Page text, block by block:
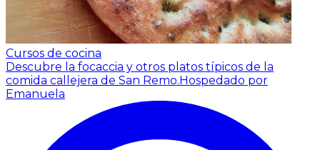
Cursos de cocina
Descubre la focaccia y otros platos típicos de la
comida callejera de San Remo. Hospedado por
Emanuela